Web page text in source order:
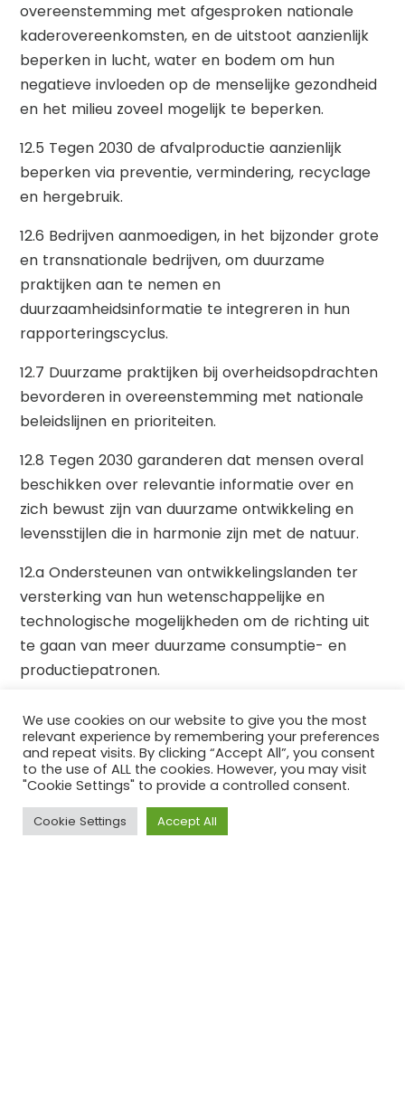
overeenstemming met afgesproken nationale
kaderovereenkomsten, en de uitstoot aanzienlijk
beperken in lucht, water en bodem om hun
negatieve invloeden op de menselijke gezondheid
en het milieu zoveel mogelijk te beperken.
12.5 Tegen 2030 de afvalproductie aanzienlijk
beperken via preventie, vermindering, recyclage
en hergebruik.
12.6 Bedrijven aanmoedigen, in het bijzonder grote
en transnationale bedrijven, om duurzame
praktijken aan te nemen en
duurzaamheidsinformatie te integreren in hun
rapporteringscyclus.
12.7 Duurzame praktijken bij overheidsopdrachten
bevorderen in overeenstemming met nationale
beleidslijnen en prioriteiten.
12.8 Tegen 2030 garanderen dat mensen overal
beschikken over relevantie informatie over en
zich bewust zijn van duurzame ontwikkeling en
levensstijlen die in harmonie zijn met de natuur.
12.a Ondersteunen van ontwikkelingslanden ter
versterking van hun wetenschappelijke en
technologische mogelijkheden om de richting uit
te gaan van meer duurzame consumptie- en
productiepatronen.
instrumenten om de impact te monitoren van
duurzame ontwikkeling op duurzaam toerisme dat
werkgelegenheid creëert en de plaatselijke
cultuur en producten promoot.
We use cookies on our website to give you the most
relevant experience by remembering your preferences
and repeat visits. By clicking “Accept All”, you consent
to the use of ALL the cookies. However, you may visit
"Cookie Settings" to provide a controlled consent.
Cookie Settings Accept All